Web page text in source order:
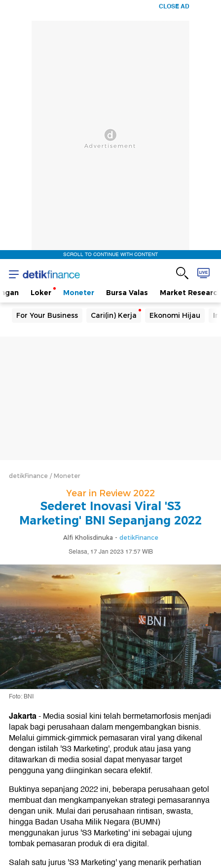
CLOSE AD
SCROLL TO CONTINUE WITH CONTENT
Loker Moneter Bursa Valas Market Research
For Your Business Cari(in) Kerja Ekonomi Hijau
detikFinance Moneter
Year in Review 2022
Sederet Inovasi Viral 'S3
Marketing' BNI Sepanjang 2022
Alfi Kholisdinuka - detikFinance
Selasa, 17 Jan 2023 17:57 WIB
Foto: BNI
Jakarta-Media sosial kini telah bermetamorfosis menjadi
lapak bagi perusahaan dalam mengembangkan bisnis.
Melalui gimmick-gimmick pemasaran viral yang dikenal
dengan istilah 'S3 Marketing', produk atau jasa yang
ditawarkan di media sosial dapat menyasar target
pengguna yang diinginkan secara efektif.
Buktinya sepanjang 2022 ini, beberapa perusahaan getol
membuat dan mengkampanyekan strategi pemasarannya
dengan unik. Mulai dari perusahaan rintisan, swasta,
hingga Badan Usaha Milik Negara (BUMN)
menggunakan jurus 'S3 Marketing' ini sebagai ujung
tombak pemasaran produk di era digital.
Salah satu jurus 'S3 Marketing' yang menarik perhatian